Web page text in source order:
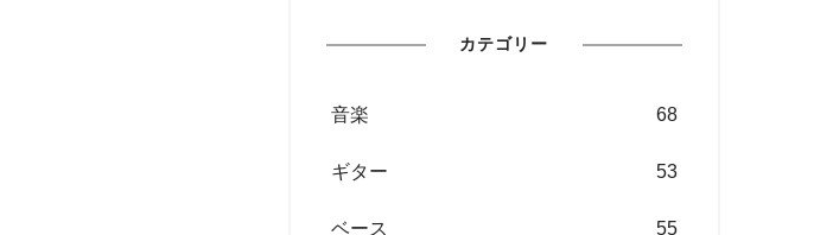
カテゴリー
音楽 68
ギター 53
ベース 55